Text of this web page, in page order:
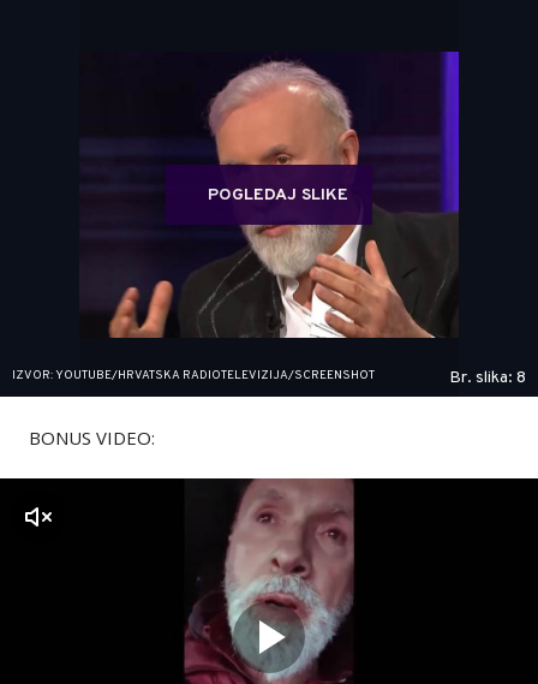
POGLEDAJ SLIKE
IZVOR: YOUTUBE/HRVATSKA RADIOTELEVIZIJA/SCREENSHOT Br. slika: 8
BONUS VIDEO: